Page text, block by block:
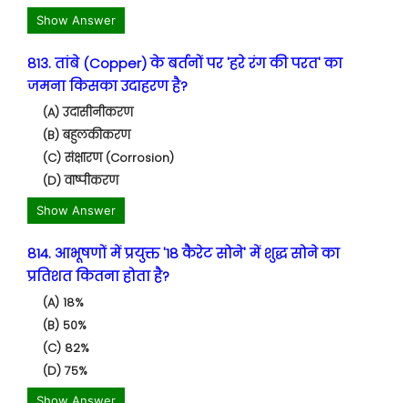
Show Answer
813. तांबे (Copper) के बर्तनों पर 'हरे रंग की परत' का
जमना किसका उदाहरण है?
(A) उदासीनीकरण
(B) बहुलकीकरण
(C) संक्षारण (Corrosion)
(D) वाष्पीकरण
Show Answer
814. आभूषणों में प्रयुक्त '18 कैरेट सोने' में शुद्ध सोने का
प्रतिशत कितना होता है?
(A) 18%
(B) 50%
(C) 82%
(D) 75%